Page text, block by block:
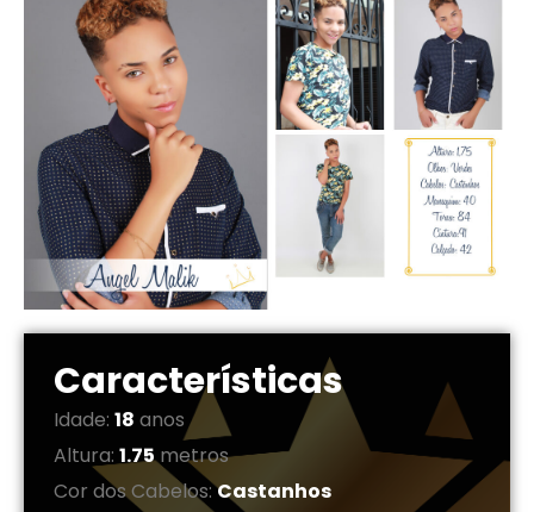
Características
Idade: 18 anos
Altura: 1.75metros
Cor dos Cabelos:Castanhos